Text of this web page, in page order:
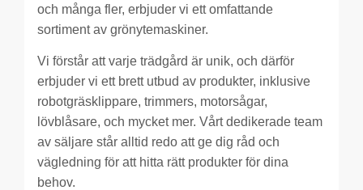
och många fler, erbjuder vi ett omfattande
sortiment av grönytemaskiner.
Vi förstår att varje trädgård är unik, och därför
erbjuder vi ett brett utbud av produkter, inklusive
robotgräsklippare, trimmers, motorsågar,
lövblåsare, och mycket mer. Vårt dedikerade team
av säljare står alltid redo att ge dig råd och
vägledning för att hitta rätt produkter för dina
behov.